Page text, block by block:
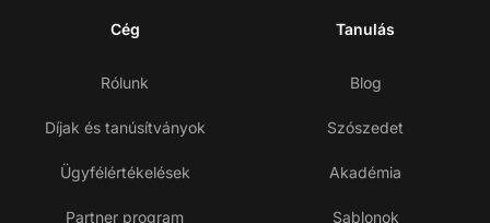
Cég
Rólunk
Díjak és tanúsítványok
Ügyfélértékelések
Partner program
Tanulás
Blog
Szószedet
Akadémia
Sablonok